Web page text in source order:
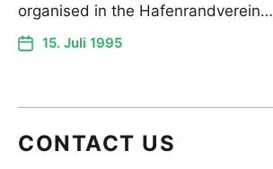
organised in the Hafenrandverein…
15. Juli 1995
CONTACT US